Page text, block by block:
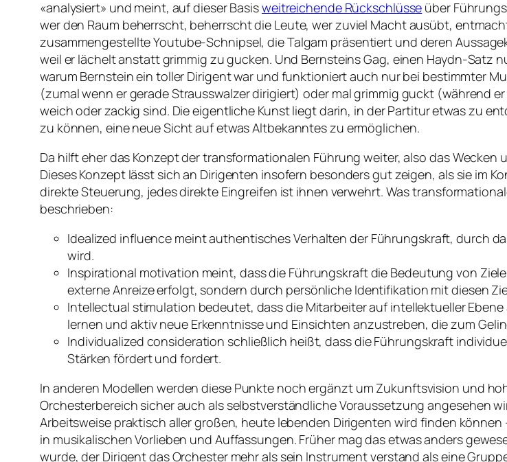
«analysiert» und meint, auf dieser Basisweitreichende Rückschlüsse über
wer den Raum beherrscht, beherrscht die Leute, wer zuviel Macht ausübt,
zusammengestellte Youtube-Schnipsel, die Talgam präsentiert und deren
weil er lächelt anstatt grimmig zu gucken. Und Bernsteins Gag, einen Haydn-Satz
warum Bernstein ein toller Dirigent war und funktioniert auch nur bei bestimmter
(zumal wenn er gerade Strausswalzer dirigiert) oder mal grimmig guckt (während
weich oder zackig sind. Die eigentliche Kunst liegt darin, in der Partitur etwas zu
zu können, eine neue Sicht auf etwas Altbekanntes zu ermöglichen.
Da hilft eher das Konzept der transformationalen Führung weiter, also das
Dieses Konzept lässt sich an Dirigenten insofern besonders gut zeigen, als sie im
direkte Steuerung, jedes direkte Eingreifen ist ihnen verwehrt. Was
beschrieben:
Idealized influence meint authentisches Verhalten der Führungskraft, durch
wird.
Inspirational motivation meint, dass die Führungskraft die Bedeutung von
externe Anreize erfolgt, sondern durch persönliche Identifikation mit diesen
Intellectual stimulation bedeutet, dass die Mitarbeiter auf intellektueller
lernen und aktiv neue Erkenntnisse und Einsichten anzustreben, die zum
Individualized consideration schließlich heißt, dass die Führungskraft
Stärken fördert und fordert.
In anderen Modellen werden diese Punkte noch ergänzt um Zukunftsvision und
Orchesterbereich sicher auch als selbstverständliche Voraussetzung angesehen
Arbeitsweise praktisch aller großen, heute lebenden Dirigenten wird finden
in musikalischen Vorlieben und Auffassungen. Früher mag das etwas anders
wurde, der Dirigent das Orchester mehr als sein Instrument verstand als eine